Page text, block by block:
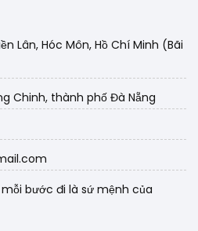
Lân, Hóc Môn, Hồ Chí Minh (Bãi
Chinh, thành phố Đà Nẵng
bước đi là sứ mệnh của